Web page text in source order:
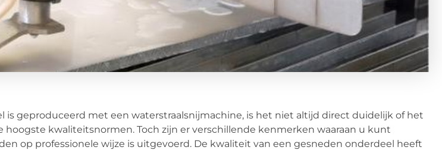
is geproduceerd met een waterstraalsnijmachine, is het niet altijd direct duidelijk of het
hoogste kwaliteitsnormen. Toch zijn er verschillende kenmerken waaraan u kunt
op professionele wijze is uitgevoerd. De kwaliteit van een gesneden onderdeel heeft